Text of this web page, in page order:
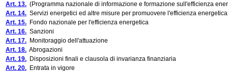
Art. 13. (Programma nazionale di informazione e formazione sull'efficienza
Art. 14. Servizi energetici ed altre misure per promuovere l'efficienza energetica
Art. 15. Fondo nazionale per l'efficienza energetica
Art. 16. Sanzioni
Art. 17. Monitoraggio dell'attuazione
Art. 18. Abrogazioni
Art. 19. Disposizioni finali e clausola di invarianza finanziaria
Art. 20. Entrata in vigore